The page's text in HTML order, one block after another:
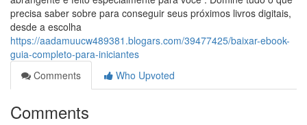
precisa saber sobre para conseguir seus próximos livros digitais,
desde a escolha
https://aadamuucw489381.blogars.com/39477425/baixar-ebook-
guia-completo-para-iniciantes
Comments
Who Upvoted
Comments